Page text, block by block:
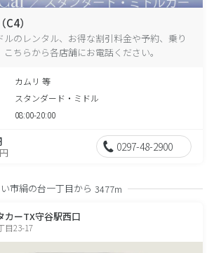
）
ルのレンタル、お得な割引料金や予約、乗り
ちらから各店舗にお電話ください。
カムリ 等
スタンダード・ミドル
08:00-20:00
0297-48-2900
市絹の台一丁目から 3477m
カーTX守谷駅西口
目23-17